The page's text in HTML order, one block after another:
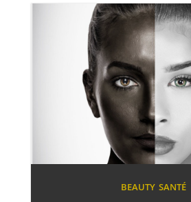
BEAUTY SANTÉ